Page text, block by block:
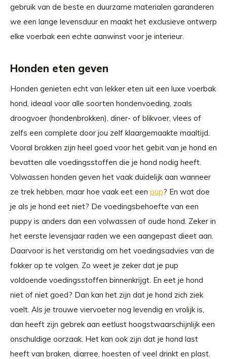
gebruik van de beste en duurzame materialen garanderen
we een lange levensduur en maakt het exclusieve ontwerp
elke voerbak een echte aanwinst voor je interieur.
Honden eten geven
Honden genieten echt van lekker eten uit een luxe voerbak
hond, ideaal voor alle soorten hondenvoeding, zoals
droogvoer (hondenbrokken), diner- of blikvoer, vlees of
zelfs een complete door jou zelf klaargemaakte maaltijd.
Vooral brokken zijn heel goed voor het gebit van je hond en
bevatten alle voedingsstoffen die je hond nodig heeft.
Volwassen honden geven het vaak duidelijk aan wanneer
ze trek hebben, maar hoe vaak eet een pup? En wat doe
je als je hond eet niet? De voedingsbehoefte van een
puppy is anders dan een volwassen of oude hond. Zeker in
het eerste levensjaar raden we een aangepast dieet aan.
Daarvoor is het verstandig om het voedingsadvies van de
fokker op te volgen. Zo weet je zeker dat je pup
voldoende voedingsstoffen binnenkrijgt. En eet je hond
niet of niet goed? Dan kan het zijn dat je hond zich ziek
voelt. Als je trouwe viervoeter nog levendig en vrolijk is,
dan heeft zijn gebrek aan eetlust hoogstwaarschijnlijk een
onschuldige oorzaak. Het kan ook zijn dat je hond last
heeft van braken, diarree, hoesten of veel drinkt en plast.